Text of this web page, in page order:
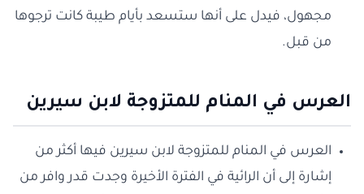
مجهول، فيدل على أنها ستسعد بأيام طيبة كانت ترجوها
من قبل.
العرس في المنام للمتزوجة لابن سيرين
العرس في المنام للمتزوجة لابن سيرين فيها أكثر من
إشارة إلى أن الرائية في الفترة الأخيرة وجدت قدر وافر من